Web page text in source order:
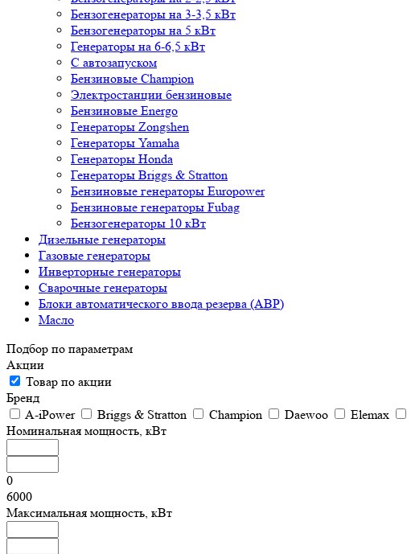
Бензогенераторы на 3-3,5 кВт
Бензогенераторы на 5 кВт
Генераторы на 6-6,5 кВт
С автозапуском
Бензиновые Champion
Электростанции бензиновые
Бензиновые Energo
Генераторы Zongshen
Генераторы Yamaha
Генераторы Honda
Генераторы Briggs & Stratton
Бензиновые генераторы Europower
Бензиновые генераторы Fubag
Бензогенераторы 10 кВт
Дизельные генераторы
Газовые генераторы
Инверторные генераторы
Сварочные генераторы
Блоки автоматического ввода резерва (АВР)
Масло
Подбор по параметрам
Акции
Товар по акции
Бренд
A-iPower
Briggs & Stratton Champion Daewoo Elemax
Номинальная мощность, кВт
0
6000
Максимальная мощность, кВт